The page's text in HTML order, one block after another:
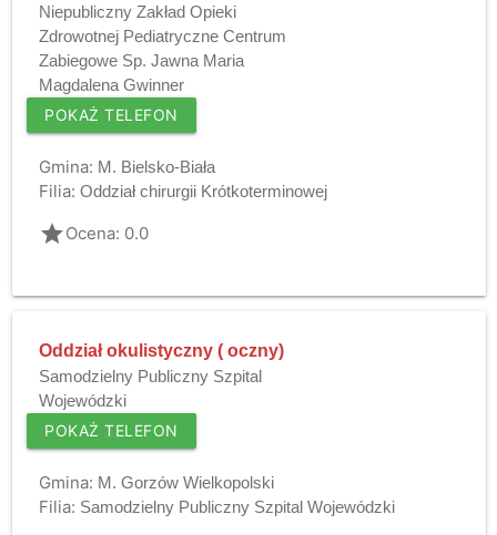
Niepubliczny Zakład Opieki
Zdrowotnej Pediatryczne Centrum
Zabiegowe Sp. Jawna Maria
Magdalena Gwinner
POKAŻ TELEFON
Gmina: M. Bielsko-Biała
Filia: Oddział chirurgii Krótkoterminowej
gradeOcena: 0.0
Oddział okulistyczny ( oczny)
Samodzielny Publiczny Szpital
Wojewódzki
POKAŻ TELEFON
Gmina: M. Gorzów Wielkopolski
Filia: Samodzielny Publiczny Szpital Wojewódzki